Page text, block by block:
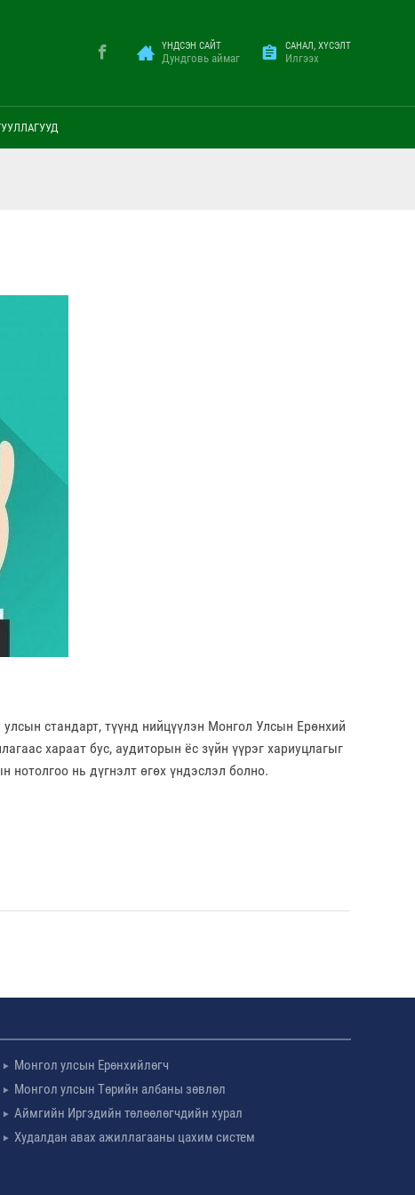
ҮНДСЭН САЙТ
Дундговь аймаг
САНАЛ, ХҮСЭЛТ
Илгээх
стандарт, түүнд нийцүүлэн Монгол Улсын Ерөнхий
хараат бус, аудиторын ёс зүйн үүрэг хариуцлагыг
нотолгоо нь дүгнэлт өгөх үндэслэл болно.
Монгол улсын Ерөнхийлөгч
Монгол улсын Төрийн албаны зөвлөл
Аймгийн Иргэдийн төлөөлөгчдийн хурал
Худалдан авах ажиллагааны цахим систем